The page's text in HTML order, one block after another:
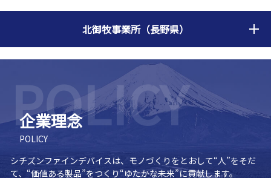
北御牧事業所（長野県）
企業理念
POLICY
シチズンファインデバイスは、モノづくりをとおして“人”をそだ
て、 “価値ある製品”をつくり“ゆたかな未来”に貢献します。